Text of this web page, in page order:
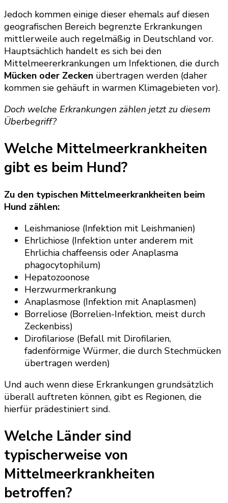
Jedoch kommen einige dieser ehemals auf diesen
geografischen Bereich begrenzte Erkrankungen
mittlerweile auch regelmäßig in Deutschland vor.
Hauptsächlich handelt es sich bei den
Mittelmeererkrankungen um Infektionen, die durch
Mücken oder Zecken übertragen werden (daher
kommen sie gehäuft in warmen Klimagebieten vor).
Doch welche Erkrankungen zählen jetzt zu diesem
Überbegriff?
Welche Mittelmeerkrankheiten
gibt es beim Hund?
Zu den typischen Mittelmeerkrankheiten beim
Hund zählen:
Leishmaniose (Infektion mit Leishmanien)
Ehrlichiose (Infektion unter anderem mit
Ehrlichia chaffeensis oder Anaplasma
phagocytophilum)
Hepatozoonose
Herzwurmerkrankung
Anaplasmose (Infektion mit Anaplasmen)
Borreliose (Borrelien-Infektion, meist durch
Zeckenbiss)
Dirofilariose (Befall mit Dirofilarien,
fadenförmige Würmer, die durch Stechmücken
übertragen werden)
Und auch wenn diese Erkrankungen grundsätzlich
überall auftreten können, gibt es Regionen, die
hierfür prädestiniert sind.
Welche Länder sind
typischerweise von
Mittelmeerkrankheiten
betroffen?